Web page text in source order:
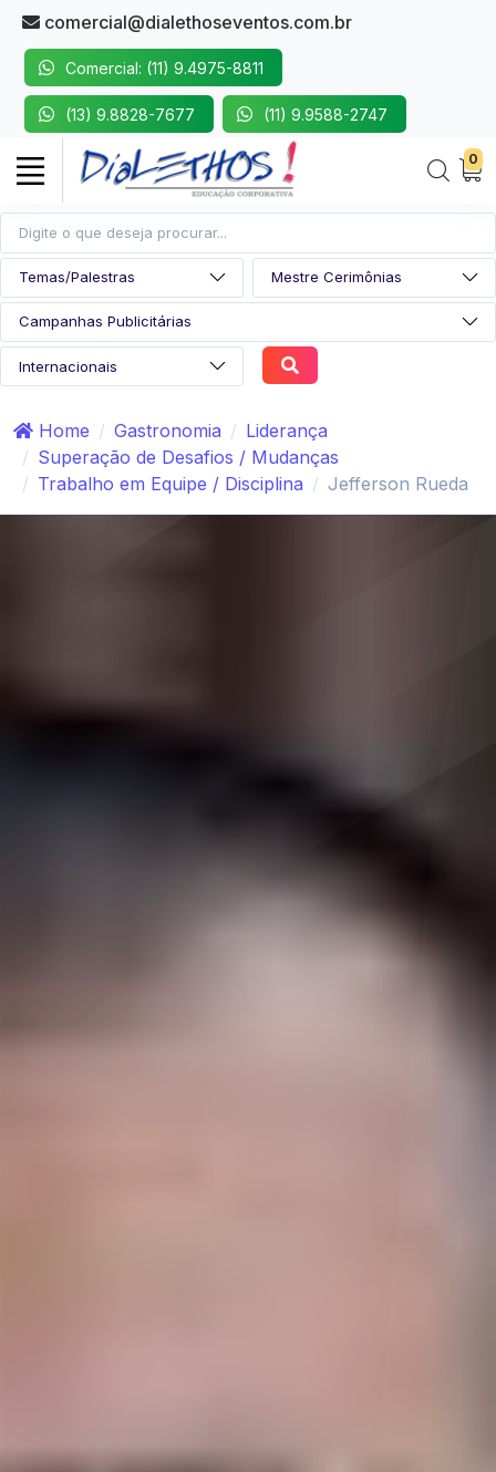
comercial@dialethoseventos.com.br
Comercial: (11) 9.4975-8811
(13) 9.8828-7677 (11) 9.9588-2747
0
Home Gastronomia
Liderança
Superação de Desafios / Mudanças
Trabalho em Equipe / Disciplina
Jefferson Rueda